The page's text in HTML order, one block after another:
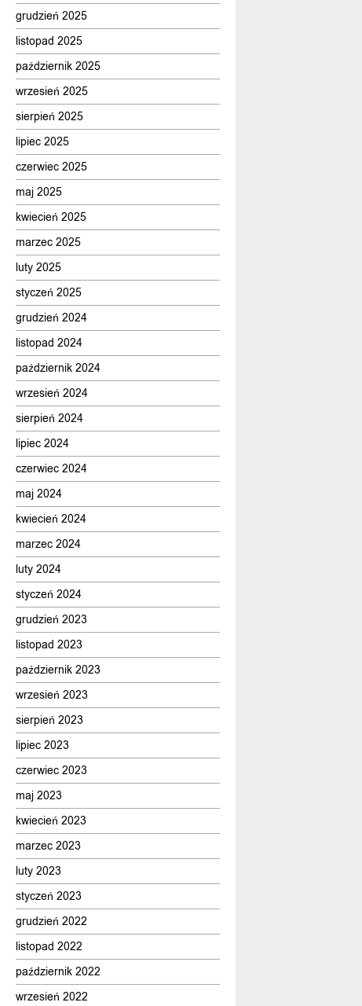
grudzień 2025
listopad 2025
październik 2025
wrzesień 2025
sierpień 2025
lipiec 2025
czerwiec 2025
maj 2025
kwiecień 2025
marzec 2025
luty 2025
styczeń 2025
grudzień 2024
listopad 2024
październik 2024
wrzesień 2024
sierpień 2024
lipiec 2024
czerwiec 2024
maj 2024
kwiecień 2024
marzec 2024
luty 2024
styczeń 2024
grudzień 2023
listopad 2023
październik 2023
wrzesień 2023
sierpień 2023
lipiec 2023
czerwiec 2023
maj 2023
kwiecień 2023
marzec 2023
luty 2023
styczeń 2023
grudzień 2022
listopad 2022
październik 2022
wrzesień 2022